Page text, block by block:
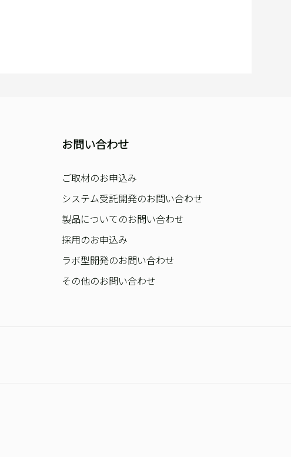
お問い合わせ
ご取材のお申込み
システム受託開発のお問い合わせ
製品についてのお問い合わせ
採用のお申込み
ラボ型開発のお問い合わせ
その他のお問い合わせ